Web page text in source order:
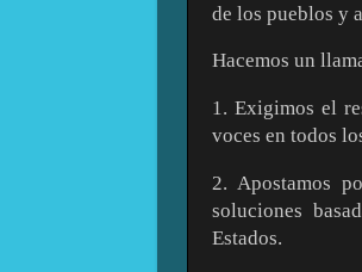
de los pueblos y
Hacemos un
1. Exigimos el
voces en todos
2. Apostamos
soluciones
Estados.